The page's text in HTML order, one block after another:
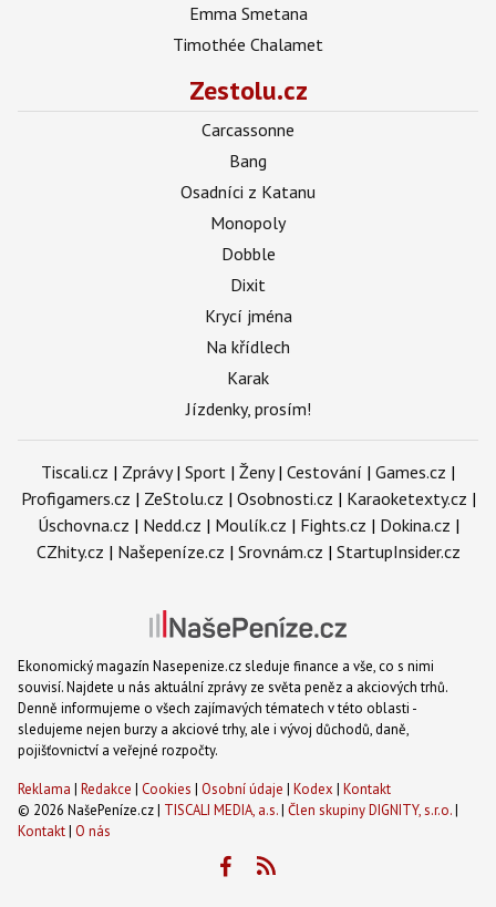
Emma Smetana
Timothée Chalamet
Zestolu.cz
Carcassonne
Bang
Osadníci z Katanu
Monopoly
Dobble
Dixit
Krycí jména
Na křídlech
Karak
Jízdenky, prosím!
Tiscali.cz | Zprávy| Sport | Ženy| Cestování | Games.cz |
Profigamers.cz | ZeStolu.cz | Osobnosti.cz | Karaoketexty.cz |
Úschovna.cz | Nedd.cz | Moulík.cz | Fights.cz | Dokina.cz |
CZhity.cz | Našepeníze.cz | Srovnám.cz | StartupInsider.cz
Ekonomický magazín Nasepenize.cz sleduje finance a vše, co s nimi
souvisí. Najdete u nás aktuální zprávy ze světa peněz a akciových trhů.
Denně informujeme o všech zajímavých tématech v této oblasti -
sledujeme nejen burzy a akciové trhy, ale i vývoj důchodů, daně,
pojišťovnictví a veřejné rozpočty.
Reklama | Redakce | Cookies | Osobní údaje | Kodex | Kontakt
© 2026 NašePeníze.cz | TISCALI MEDIA, a.s.| Člen skupiny DIGNITY, s.r.o.|
Kontakt| O nás